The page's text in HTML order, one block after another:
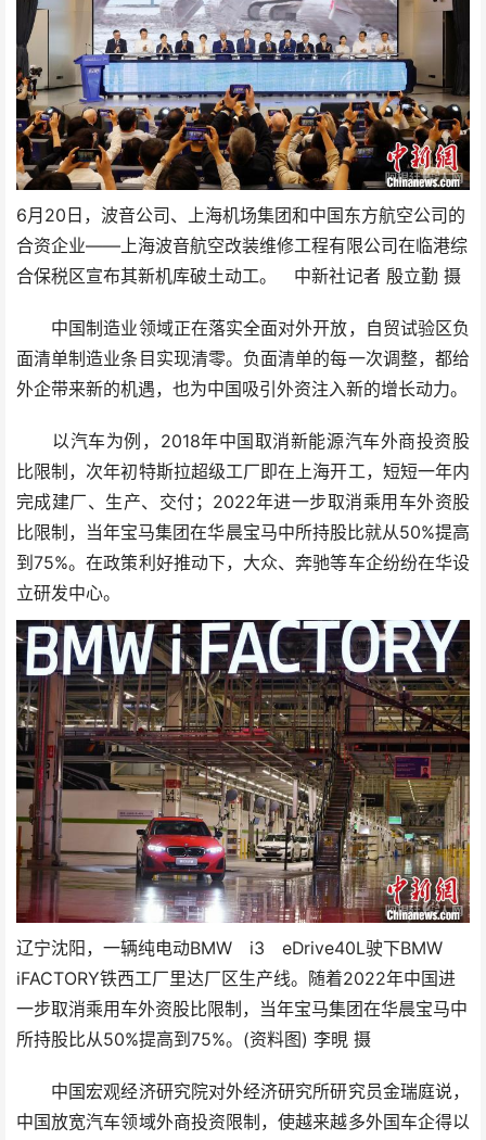
6月20日，波音公司、上海机场集团和中国东方航空公司的
合资企业——上海波音航空改装维修工程有限公司在临港综
合保税区宣布其新机库破土动工。 中新社记者 殷立勤 摄
中国制造业领域正在落实全面对外开放，自贸试验区负
面清单制造业条目实现清零。负面清单的每一次调整，都给
外企带来新的机遇，也为中国吸引外资注入新的增长动力。
以汽车为例，2018年中国取消新能源汽车外商投资股
比限制，次年初特斯拉超级工厂即在上海开工，短短一年内
完成建厂、生产、交付；2022年进一步取消乘用车外资股
比限制，当年宝马集团在华晨宝马中所持股比就从50%提高
到75%。在政策利好推动下，大众、奔驰等车企纷纷在华设
立研发中心。
辽宁沈阳，一辆纯电动BMW i3 eDrive40L驶下BMW
iFACTORY铁西工厂里达厂区生产线。随着2022年中国进
一步取消乘用车外资股比限制，当年宝马集团在华晨宝马中
所持股比从50%提高到75%。(资料图) 李晛 摄
中国宏观经济研究院对外经济研究所研究员金瑞庭说，
中国放宽汽车领域外商投资限制，使越来越多外国车企得以